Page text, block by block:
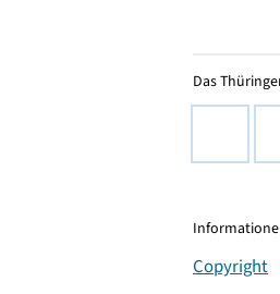
Das
Copyright